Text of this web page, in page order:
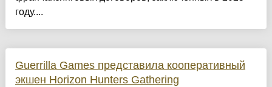
году....
Guerrilla Games представила кооперативный
экшен Horizon Hunters Gathering